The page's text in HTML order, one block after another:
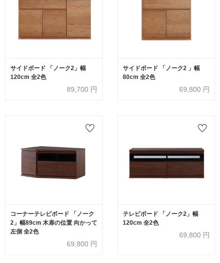
サイドボード 「ノーク2」幅
120cm 全2色
89,700 円
サイドボード 「ノーク2 」幅
80cm 全2色
69,800 円
コーナーテレビボード 「ノーク
2」幅89cm 木扉の位置 向かって
左側 全2色
69,800 円
テレビボード 「ノーク2」幅
120cm 全2色
69,800 円